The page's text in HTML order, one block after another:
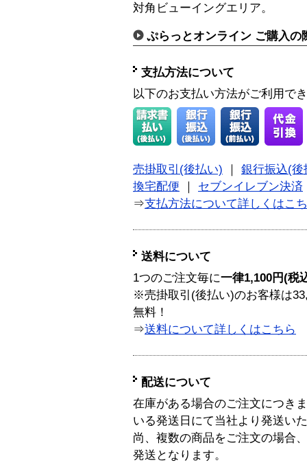
対角ビューイングエリア。
ぷらっとオンライン ご購入の
支払方法について
以下のお支払い方法がご利用で
売掛取引(後払い)
銀行振込(後
換宅配便
セブンイレブン決済
⇒支払方法について詳しくはこ
送料について
1つのご注文毎に一律1,100円(税
※売掛取引(後払い)のお客様は
無料！
⇒送料について詳しくはこちら
配送について
在庫がある場合のご注文につき
いる発送日にて当社より発送い
尚、複数の商品をご注文の場合
発送となります。